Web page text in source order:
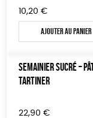
10,20 €
Ajouter au panier
SEMAINIER SUCRÉ –
TARTINER
22,90 €